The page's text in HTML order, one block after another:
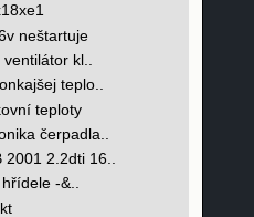
neštartuje
kl..
teplo..
teploty
čerpadla..
2.2dti 16..
-&..